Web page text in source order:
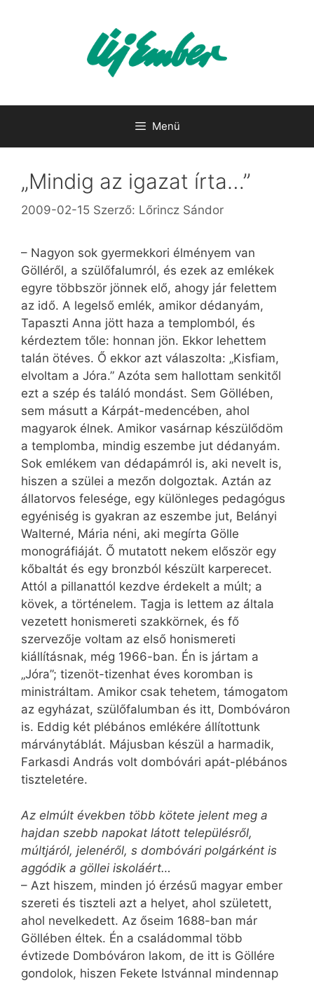
Menü
„Mindig az igazat írta…”
2009-02-15 Szerző: Lőrincz Sándor
– Nagyon sok gyermekkori élményem van
Gölléről, a szülőfalumról, és ezek az emlékek
egyre többször jönnek elő, ahogy jár felettem
az idő. A legelső emlék, amikor dédanyám,
Tapaszti Anna jött haza a templomból, és
kérdeztem tőle: honnan jön. Ekkor lehettem
talán ötéves. Ő ekkor azt válaszolta: „Kisfiam,
elvoltam a Jóra.” Azóta sem hallottam senkitől
ezt a szép és találó mondást. Sem Göllében,
sem másutt a Kárpát-medencében, ahol
magyarok élnek. Amikor vasárnap készülődöm
a templomba, mindig eszembe jut dédanyám.
Sok emlékem van dédapámról is, aki nevelt is,
hiszen a szülei a mezőn dolgoztak. Aztán az
állatorvos felesége, egy különleges pedagógus
egyéniség is gyakran az eszembe jut, Belányi
Walterné, Mária néni, aki megírta Gölle
monográfiáját. Ő mutatott nekem először egy
kőbaltát és egy bronzból készült karperecet.
Attól a pillanattól kezdve érdekelt a múlt; a
kövek, a történelem. Tagja is lettem az általa
vezetett honismereti szakkörnek, és fő
szervezője voltam az első honismereti
kiállításnak, még 1966-ban. Én is jártam a
„Jóra”; tizenöt-tizenhat éves koromban is
ministráltam. Amikor csak tehetem, támogatom
az egyházat, szülőfalumban és itt, Dombóváron
is. Eddig két plébános emlékére állítottunk
márványtáblát. Májusban készül a harmadik,
Farkasdi András volt dombóvári apát-plébános
tiszteletére.
Az elmúlt években több kötete jelent meg a
hajdan szebb napokat látott településről,
múltjáról, jelenéről, s dombóvári polgárként is
aggódik a göllei iskoláért…
– Azt hiszem, minden jó érzésű magyar ember
szereti és tiszteli azt a helyet, ahol született,
ahol nevelkedett. Az őseim 1688-ban már
Göllében éltek. Én a családommal több
évtizede Dombóváron lakom, de itt is Göllére
gondolok, hiszen Fekete Istvánnal mindennap